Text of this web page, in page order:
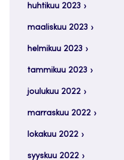
huhtikuu 2023
maaliskuu 2023
helmikuu 2023
tammikuu 2023
joulukuu 2022
marraskuu 2022
lokakuu 2022
syyskuu 2022